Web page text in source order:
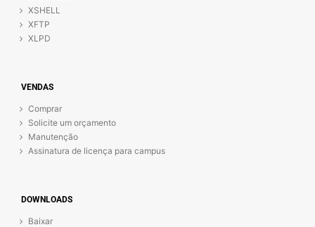
XSHELL
XFTP
XLPD
VENDAS
Comprar
Solicite um orçamento
Manutenção
Assinatura de licença para campus
DOWNLOADS
Baixar